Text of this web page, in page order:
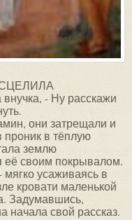
- Ну расскажи
они затрещали и
в тёплую
землю
её своим покрывалом.
усаживаясь в
кровати маленькой
Задумавшись,
начала свой рассказ.